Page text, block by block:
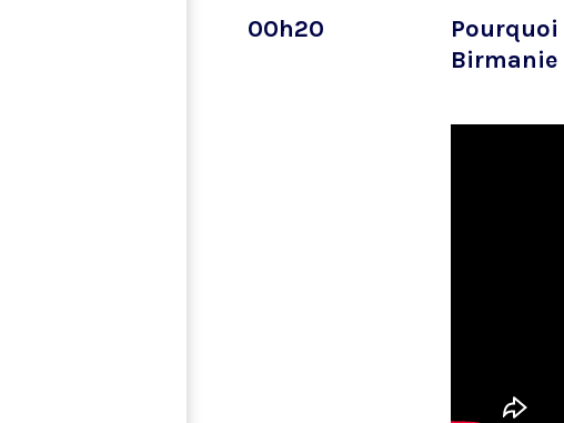
00h20
Pourquoi
Birmanie